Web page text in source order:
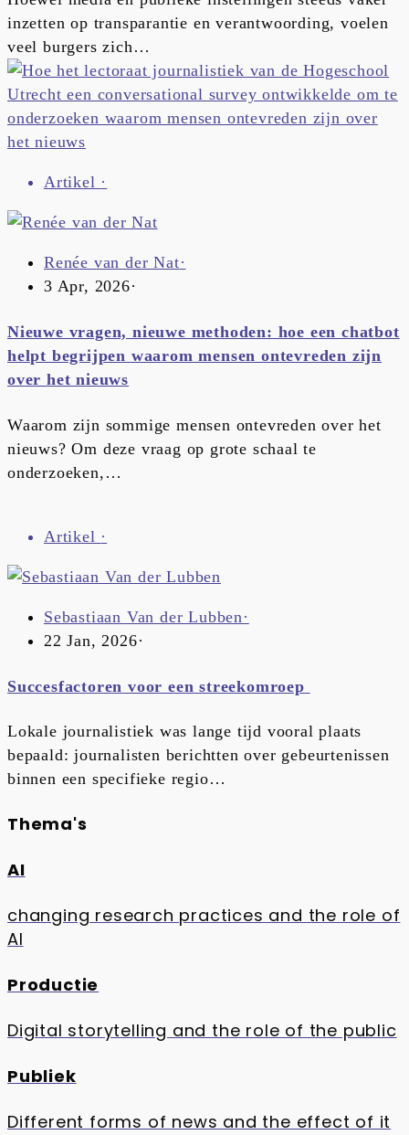
inzetten op transparantie en verantwoording, voelen
veel burgers zich…
Artikel ·
Renée van der Nat·
3 Apr, 2026·
Nieuwe vragen, nieuwe methoden: hoe een chatbot
helpt begrijpen waarom mensen ontevreden zijn
over het nieuws
Waarom zijn sommige mensen ontevreden over het
nieuws? Om deze vraag op grote schaal te
onderzoeken,…
Artikel ·
Sebastiaan Van der Lubben ·
22 Jan, 2026·
Succesfactoren voor een streekomroep
Lokale journalistiek was lange tijd vooral plaats
bepaald: journalisten berichtten over gebeurtenissen
binnen een specifieke regio…
Thema's
AI
changing research practices and the role of
AI
Productie
Digital storytelling and the role of the public
Publiek
Different forms of news and the effect of it